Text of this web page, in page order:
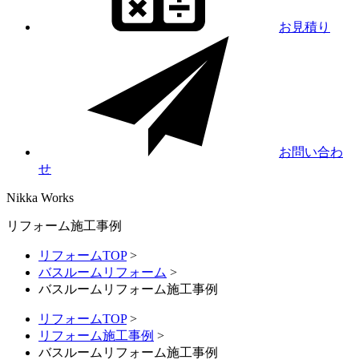
お見積り
お問い合わ
せ
Nikka Works
リフォーム施工事例
リフォームTOP>
バスルームリフォーム >
バスルームリフォーム施工事例
リフォームTOP>
リフォーム施工事例 >
バスルームリフォーム施工事例